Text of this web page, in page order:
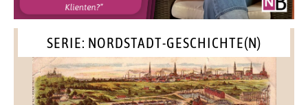
SERIE: NORDSTADT-GESCHICHTE(N)